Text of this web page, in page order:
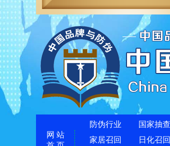
网 站
防伪行业 国家抽查
家居召回
日化召回